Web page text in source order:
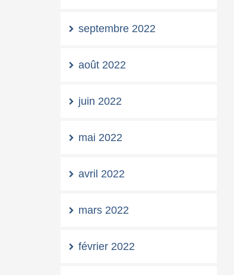
septembre 2022
août 2022
juin 2022
mai 2022
avril 2022
mars 2022
février 2022